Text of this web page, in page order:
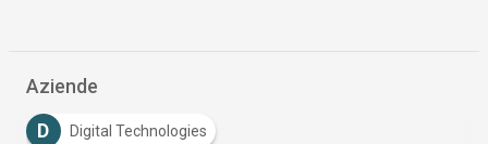
Aziende
D Digital Technologies